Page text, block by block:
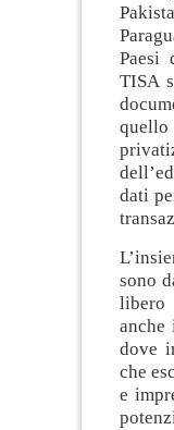
Paesi
TISA
dati
sono
libero
anche
dove
che
e